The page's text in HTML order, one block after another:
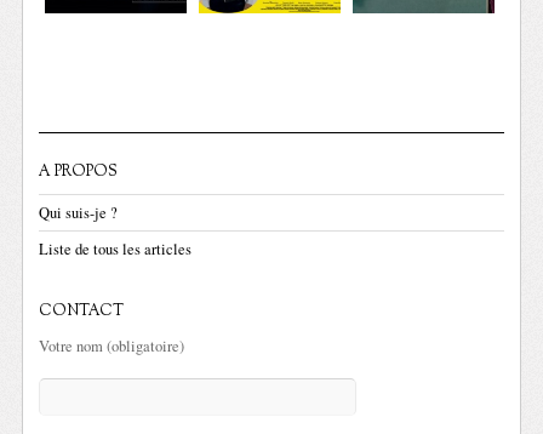
A PROPOS
Qui suis-je ?
Liste de tous les articles
CONTACT
Votre nom (obligatoire)